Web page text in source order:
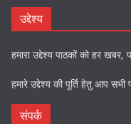
उद्देश्य
हमारा उद्देश्य पाठकों को हर
हमारे उद्देश्य की पूर्ति हेतु आप
संपर्क